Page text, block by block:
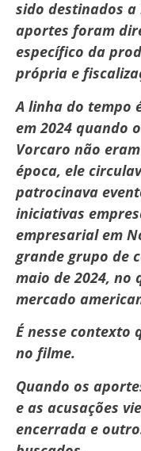
sido destinados a
aportes foram
específico da
própria e
A linha do tempo
em 2024 quando
Vorcaro não
época, ele
patrocinava
iniciativas
empresarial em
grande grupo de
maio de 2024, no
mercado
É nesse contexto
no filme.
Quando os
e as acusações
encerrada e